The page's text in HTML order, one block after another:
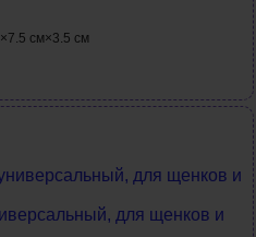
см×3.5 см
для щенков и